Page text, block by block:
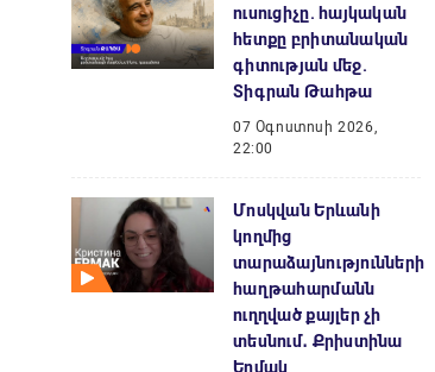
ուսուցիչը. հայկական
հետքը բրիտանական
գիտության մեջ.
Տիգրան Թահթա
07 Օգոստոսի 2026,
22:00
Մոսկվան Երևանի
կողմից
տարաձայնությունների
հաղթահարմանն
ուղղված քայլեր չի
տեսնում․ Քրիստինա
Երմակ